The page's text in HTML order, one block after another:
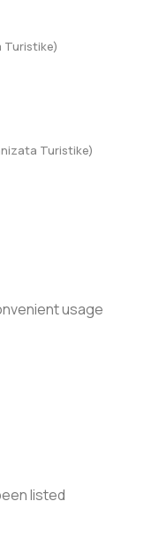
Turistike)
Turistike)
usage
listed